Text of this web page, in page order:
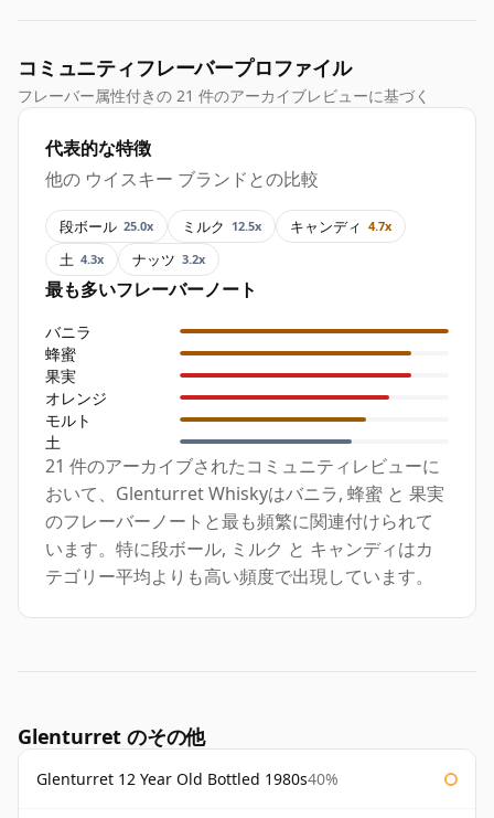
コミュニティフレーバープロファイル
フレーバー属性付きの 21 件のアーカイブレビューに基づく
代表的な特徴
他の ウイスキー ブランドとの比較
段ボール 25.0x ミルク 12.5x キャンディ 4.7x
土 4.3x ナッツ 3.2x
最も多いフレーバーノート
バニラ
蜂蜜
果実
オレンジ
モルト
土
21 件のアーカイブされたコミュニティレビューに
おいて、Glenturret Whiskyはバニラ, 蜂蜜 と 果実
のフレーバーノートと最も頻繁に関連付けられて
います。特に段ボール, ミルク と キャンディはカ
テゴリー平均よりも高い頻度で出現しています。
Glenturret のその他
Glenturret 12 Year Old Bottled 1980s40%